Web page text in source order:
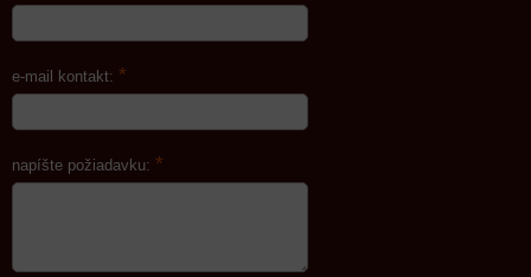
e-mail kontakt: *
napíšte požiadavku: *